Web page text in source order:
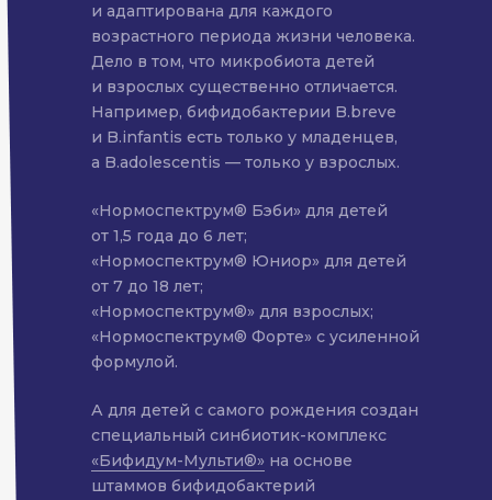
и адаптирована для каждого
возрастного периода жизни человека.
Дело в том, что микробиота детей
и взрослых существенно отличается.
Например, бифидобактерии B.breve
и B.infantis есть только у младенцев,
а B.adolescentis — только у взрослых.
«Нормоспектрум® Бэби» для детей
от 1,5 года до 6 лет;
«Нормоспектрум® Юниор» для детей
от 7 до 18 лет;
«Нормоспектрум®» для взрослых;
«Нормоспектрум® Форте» с усиленной
формулой.
А для детей с самого рождения создан
специальный синбиотик-комплекс
«Бифидум-Мульти®» на основе
штаммов бифидобактерий